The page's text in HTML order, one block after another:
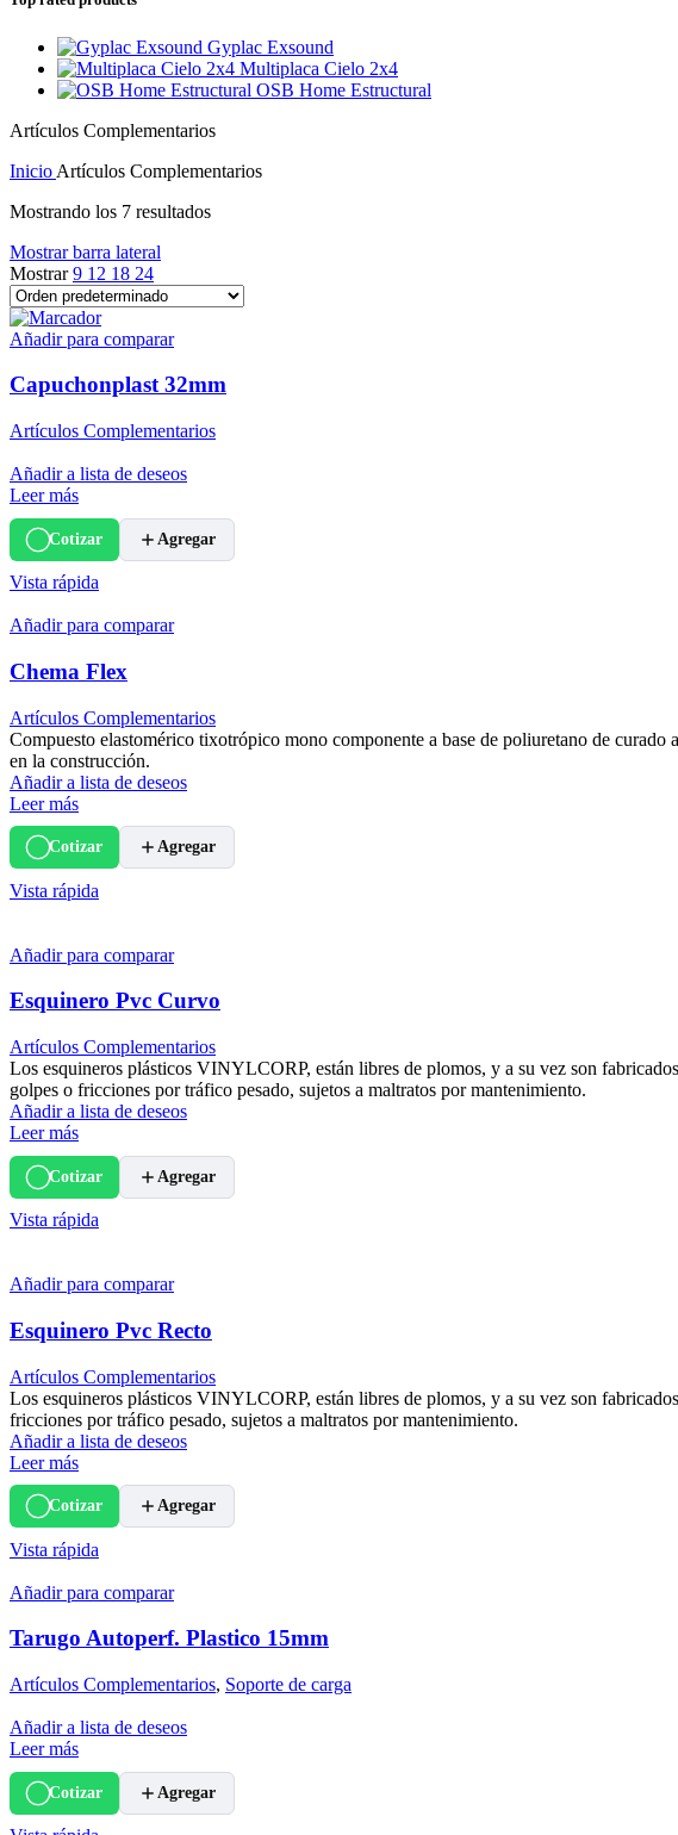
Gyplac Exsound
Multiplaca Cielo 2x4
OSB Home Estructural
Artículos Complementarios
Inicio Artículos Complementarios
Mostrando los 7 resultados
Mostrar barra lateral
Mostrar9 12 18 24
Añadir para comparar
Capuchonplast 32mm
Artículos Complementarios
Añadir a lista de deseos
Leer más
Cotizar Agregar
Vista rápida
Añadir para comparar
Chema Flex
Artículos Complementarios
Compuesto elastomérico tixotrópico mono componente a base de poliuretano de
en la construcción.
Añadir a lista de deseos
Leer más
Cotizar Agregar
Vista rápida
Añadir para comparar
Esquinero Pvc Curvo
Artículos Complementarios
Los esquineros plásticos VINYLCORP, están libres de plomos, y a su vez son
golpes o fricciones por tráfico pesado, sujetos a maltratos por mantenimiento.
Añadir a lista de deseos
Leer más
Cotizar Agregar
Vista rápida
Añadir para comparar
Esquinero Pvc Recto
Artículos Complementarios
Los esquineros plásticos VINYLCORP, están libres de plomos, y a su vez son
fricciones por tráfico pesado, sujetos a maltratos por mantenimiento.
Añadir a lista de deseos
Leer más
Cotizar Agregar
Vista rápida
Añadir para comparar
Tarugo Autoperf. Plastico 15mm
Artículos Complementarios, Soporte de carga
Añadir a lista de deseos
Leer más
Cotizar Agregar